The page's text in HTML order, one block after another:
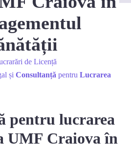
de Licență
și Consultanță pentru Lucrarea
pentru lucrarea
UMF Craiova în